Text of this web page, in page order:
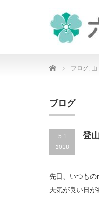
Home ブログ,
ブログ
5.1
2018
登
先日、いつもの
天気が良い日が